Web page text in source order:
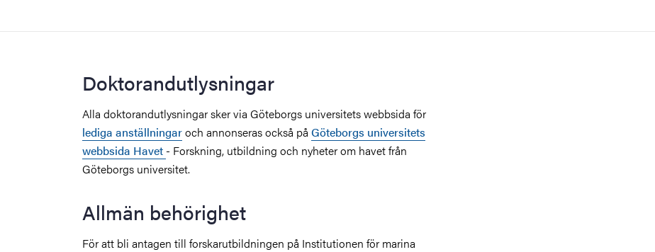
Doktorandutlysningar
Alla doktorandutlysningar sker via Göteborgs universitets webbsida för
lediga anställningaroch annonseras också på Göteborgs universitets
webbsida Havet - Forskning, utbildning och nyheter om havet från
Göteborgs universitet.
Allmän behörighet
För att bli antagen till forskarutbildningen på Institutionen för marina